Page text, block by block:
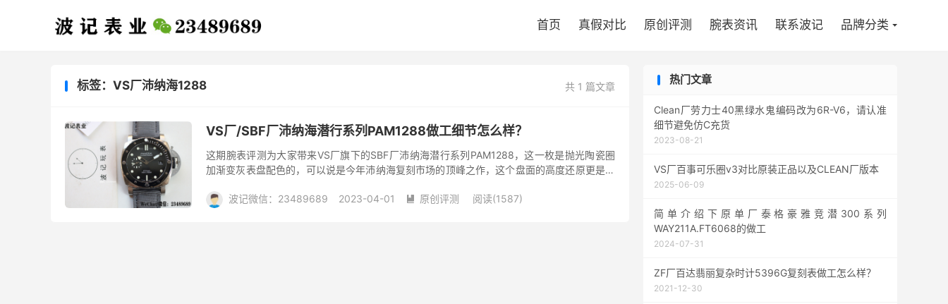
首页 真假对比 原创评测 腕表资讯 联系波记 品牌分类
共 1 篇文章
标签：VS厂沛纳海1288
VS厂/SBF厂沛纳海潜行系列PAM1288做工细节怎么样？
这期腕表评测为大家带来VS厂旗下的SBF厂沛纳海潜行系列PAM1288，这一枚是抛光陶瓷圈
加渐变灰表盘配色的，可以说是今年沛纳海复刻市场的顶峰之作，这个盘面的高度还原更是让
波记微信：23489689
2023-04-01  原创评测 阅读(1587)
热门文章
Clean厂劳力士40黑绿水鬼编码改为6R-V6，请认准
细节避免仿C充货
2023-08-21
VS厂百事可乐圈v3对比原装正品以及CLEAN厂版本
2025-06-09
简单介绍下原单厂泰格豪雅竞潜300系列
WAY211A.FT6068的做工
2024-07-31
ZF厂百达翡丽复杂时计5396G复刻表做工怎么样？
2021-12-30